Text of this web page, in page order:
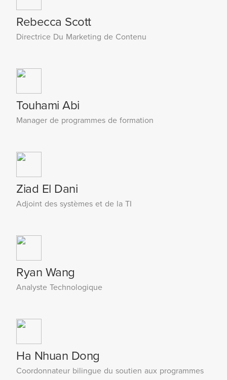
Rebecca Scott
Directrice Du Marketing de Contenu
Touhami Abi
Manager de programmes de formation
Ziad El Dani
Adjoint des systèmes et de la TI
Ryan Wang
Analyste Technologique
Ha Nhuan Dong
Coordonnateur bilingue du soutien aux programmes